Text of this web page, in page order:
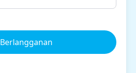
Berlangganan